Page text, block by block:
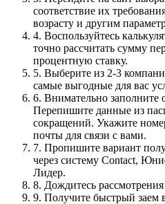
соответствие их
возрасту и другим
4. Воспользуйтесь
точно рассчитать сумму
процентную ставку.
5. Выберите из 2-3
самые выгодные для вас
6. Внимательно заполните
Перепишите данные из
сокращений. Укажите
почты для связи с вами.
7. Пропишите вариант
через систему Contact,
Лидер.
8. Дождитесь
9. Получите быстрый заем